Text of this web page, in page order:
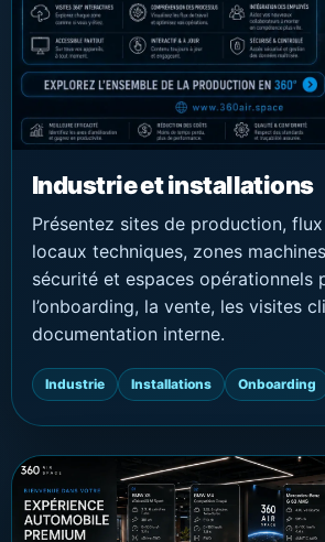
Industrie et installations
Présentez sites de production,
locaux techniques, zones
sécurité et espaces opérationnels
l’onboarding, la vente, les visites
documentation interne.
Industrie Installations Onboarding